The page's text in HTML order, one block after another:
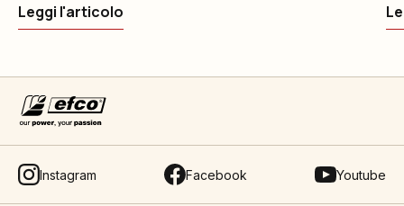
Leggi l'articolo
Instagram Facebook Youtube